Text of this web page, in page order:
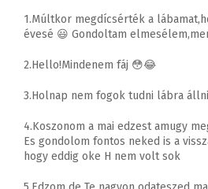
1.Múltkor megdícsérték a
évesé 😃 Gondoltam
2.Hello!Mindenem fáj 😳😂
3.Holnap nem fogok tudni lábra
4.Koszonom a mai edzest amugy
Es gondolom fontos neked is a
hogy eddig oke H nem volt sok